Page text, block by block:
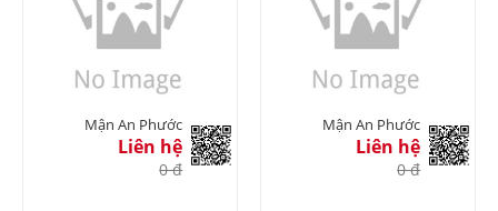
Mận An Phước
Liên hệ
0 đ
Mận An Phước
Liên hệ
0 đ